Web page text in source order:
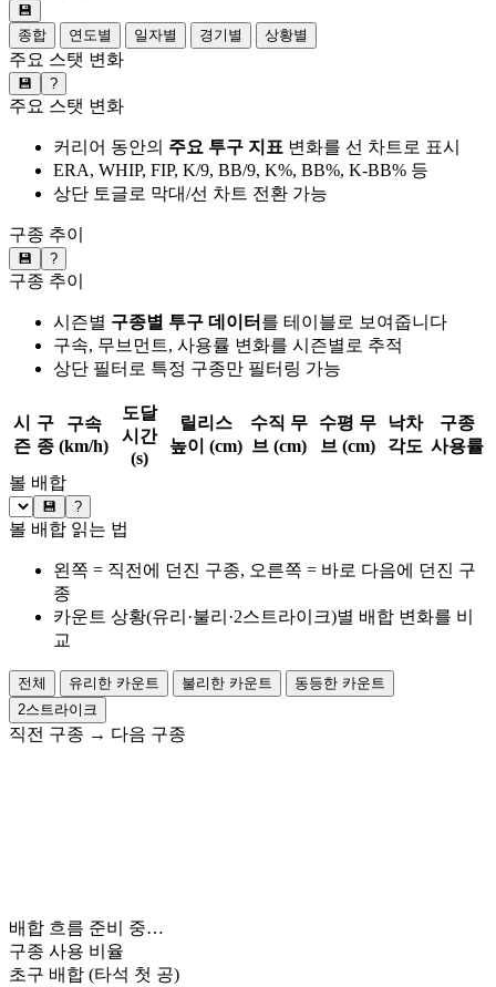
💾
종합
연도별 일자별 경기별 상황별
주요 스탯 변화
💾 ?
주요 스탯 변화
커리어 동안의 주요 투구 지표 변화를 선 차트로 표시
ERA, WHIP, FIP, K/9, BB/9, K%, BB%, K-BB% 등
상단 토글로 막대/선 차트 전환 가능
구종 추이
💾 ?
구종 추이
시즌별 구종별 투구 데이터 를 테이블로 보여줍니다
구속, 무브먼트, 사용률 변화를 시즌별로 추적
상단 필터로 특정 구종만 필터링 가능
시
즌
구
종
구속
(km/h)
도달
시간
(s)
릴리스
높이 (cm)
수직 무
브 (cm)
수평 무
브 (cm)
낙차
각도
구종
사용률
볼 배합
💾 ?
볼 배합 읽는 법
왼쪽 = 직전에 던진 구종, 오른쪽 = 바로 다음에 던진 구
종
카운트 상황(유리·불리·2스트라이크)별 배합 변화를 비
교
전체 유리한 카운트 불리한 카운트
동등한 카운트
2스트라이크
직전 구종 → 다음 구종
배합 흐름 준비 중…
구종 사용 비율
초구 배합 (타석 첫 공)